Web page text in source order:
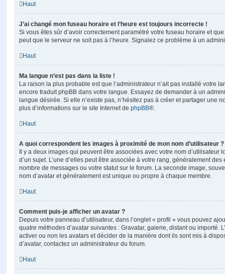
Haut
J’ai changé mon fuseau horaire et l’heure est toujours incorrecte !
Si vous êtes sûr d’avoir correctement paramétré votre fuseau horaire et
peut que le serveur ne soit pas à l’heure. Signalez ce problème à un
Haut
Ma langue n’est pas dans la liste !
La raison la plus probable est que l’administrateur n’ait pas installé votre
encore traduit phpBB dans votre langue. Essayez de demander à un
langue désirée. Si elle n’existe pas, n’hésitez pas à créer et partager une
plus d’informations sur le site Internet de phpBB®.
Haut
A quoi correspondent les images à proximité de mon nom d’utilisateur ?
Il y a deux images qui peuvent être associées avec votre nom d’utilisateur
d’un sujet. L’une d’elles peut être associée à votre rang, généralement
nombre de messages ou votre statut sur le forum. La seconde image,
nom d’avatar et généralement est unique ou propre à chaque membre.
Haut
Comment puis-je afficher un avatar ?
Depuis votre panneau d’utilisateur, dans l’onglet « profil » vous pouvez
quatre méthodes d’avatar suivantes : Gravatar, galerie, distant ou importé.
activer ou non les avatars et décider de la manière dont ils sont mis à
d’avatar, contactez un administrateur du forum.
Haut